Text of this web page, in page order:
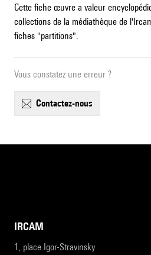
Cette fiche œuvre a valeur
collections de la médiathèque de
fiches "partitions".
Vous constatez une erreur ?
contactez-nous
IRCAM
1, place Igor-Stravinsky